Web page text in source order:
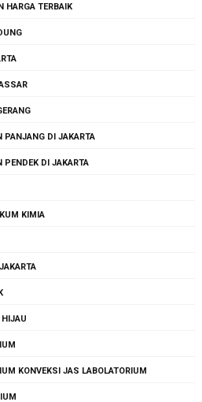
HARGA TERBAIK
PANJANG DI JAKARTA
PENDEK DI JAKARTA
KIMIA
KONVEKSI JAS LABOLATORIUM